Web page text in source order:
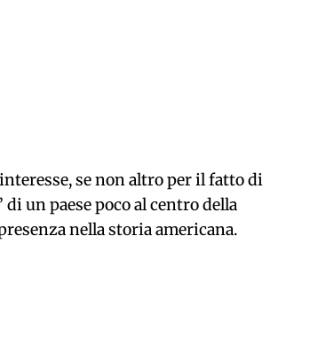
se non altro per il fatto di
un paese poco al centro della
nella storia americana.